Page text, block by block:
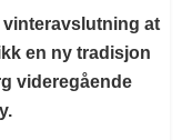
vinteravslutning at
en ny tradisjon
videregående